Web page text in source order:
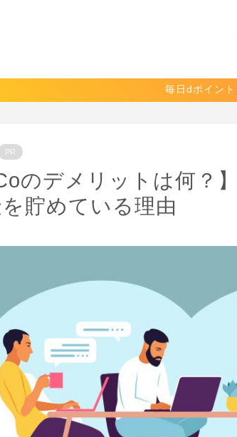
毎日dポイン
PR
のデメリットは何？
貯めている理由